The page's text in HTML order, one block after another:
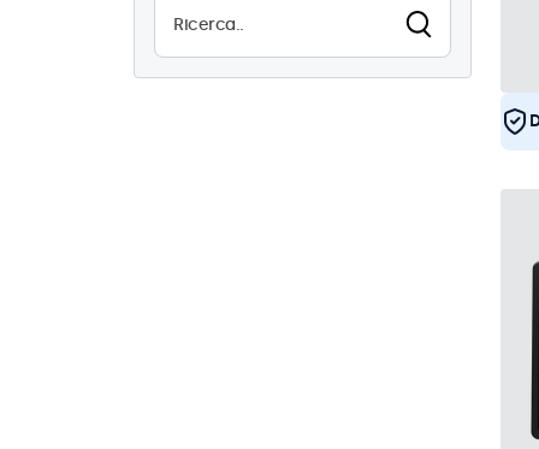
Resistente all'acqua (IP65)
25